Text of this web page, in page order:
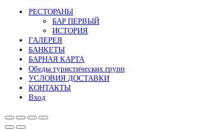
РЕСТОРАНЫ
БАР ПЕРВЫЙ
ИСТОРИЯ
ГАЛЕРЕЯ
БАНКЕТЫ
БАРНАЯ КАРТА
Обеды туристических групп
УСЛОВИЯ ДОСТАВКИ
КОНТАКТЫ
Вход